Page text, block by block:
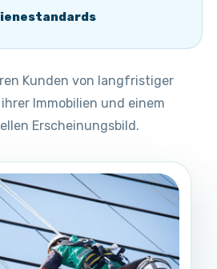
Kunden von langfristiger
Immobilien und einem
Erscheinungsbild.